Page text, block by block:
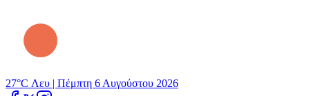
27°C Λευ | Πέμπτη 6 Αυγούστου 2026